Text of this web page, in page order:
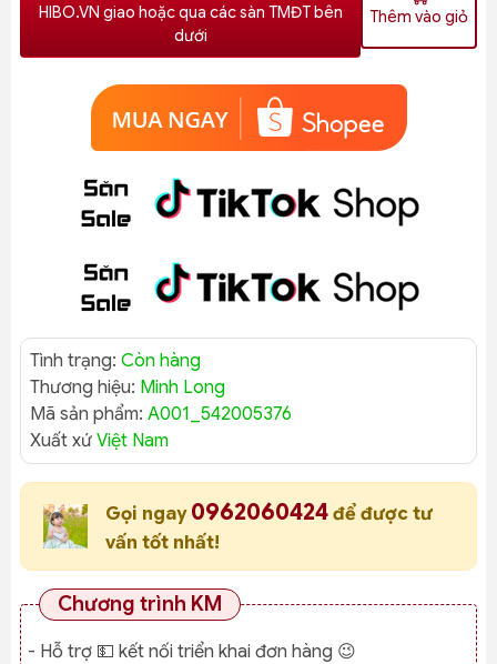
HIBO.VN giao hoặc qua các sàn TMĐT bên
dưới
Thêm vào giỏ
Tình trạng: Còn hàng
Thương hiệu: Minh Long
Mã sản phẩm: A001_542005376
Xuất xứ Việt Nam
Gọi ngay 0962060424 để được tư
vấn tốt nhất!
Chương trình KM
- Hỗ trợ 💵 kết nối triển khai đơn hàng 😉